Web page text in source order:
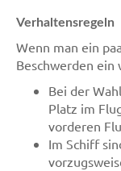
Verhaltensregeln
Wenn man ein
Beschwerden ein
Bei der
Platz im
vorderen
Im Schiff